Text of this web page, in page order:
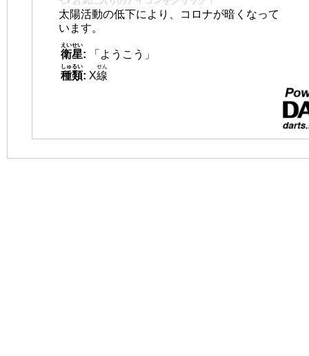
太陽活動の低下により、コロナが暗くなって
います。
衛星
えいせい
:
「ようこう」
種類
しゅるい
: X線
せん